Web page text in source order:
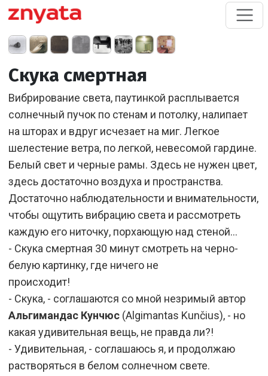
Скука смертная
Вибрирование света, паутинкой расплывается
солнечный пучок по стенам и потолку, налипает
на шторах и вдруг исчезает на миг. Легкое
шелестение ветра, по легкой, невесомой гардине.
Белый свет и черные рамы. Здесь не нужен цвет,
здесь достаточно воздуха и пространства.
Достаточно наблюдательности и внимательности,
чтобы ощутить вибрацию света и рассмотреть
каждую его ниточку, порхающую над стеной…
- Скука смертная 30 минут смотреть на черно-
белую картинку, где ничего не
происходит!
- Скука, - соглашаются со мной незримый автор
Альгимандас Кунчюс(Algimantas Kunčius), - но
какая удивительная вещь, не правда ли?!
- Удивительная, - соглашаюсь я, и продолжаю
растворяться в белом солнечном свете.